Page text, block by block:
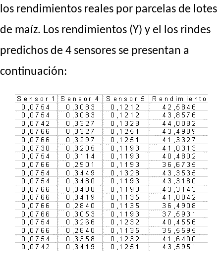
los rendimientos reales por parcelas de lotes
de maíz. Los rendimientos (Y) y el los rindes
predichos de 4 sensores se presentan a
continuación: